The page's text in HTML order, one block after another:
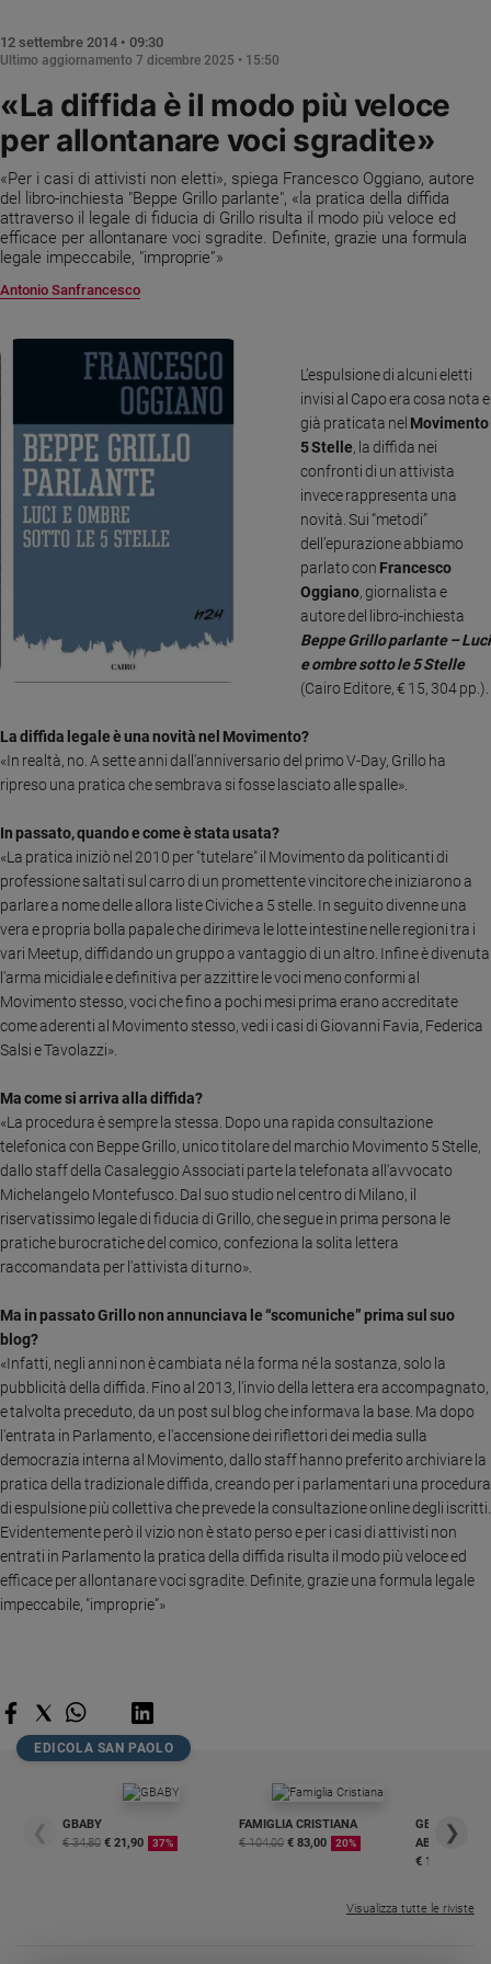
Chiesa
spiritualità
Devozione
fede
Parola
del
Santo
Società
e
valori
Ambiente
e
Creato
Aziende
valore
della
settimana
Migranti
e
inclusione
Costume
Cultura
e
spettacoli
Sanremo
2026
e
streaming
Musica
Arte
Famiglia
Genitori
e
figli
Nonni
Coppia
Scuola
e
giovani
Riflessioni
Video
«La diffida è il modo più veloce
per allontanare voci sgradite»
«Per i casi di attivisti non eletti», spiega Francesco Oggiano, autore
del libro-inchiesta "Beppe Grillo parlante", «la pratica della diffida
attraverso il legale di fiducia di Grillo risulta il modo più veloce ed
efficace per allontanare voci sgradite. Definite, grazie una formula
legale impeccabile, "improprie”»
Antonio Sanfrancesco
12 settembre 2014 • 09:30
Ultimo aggiornamento 7 dicembre 2025 • 15:50
L’espulsione di alcuni eletti
invisi al Capo era cosa nota e
già praticata nel Movimento
5 Stelle, la diffida nei
confronti di un attivista
invece rappresenta una
novità. Sui “metodi”
dell’epurazione abbiamo
parlato con Francesco
Oggiano, giornalista e
autore del libro-inchiesta
Beppe Grillo parlante – Luci
e ombre sotto le 5 Stelle
(Cairo Editore, € 15, 304 pp.).
La diffida legale è una novità nel Movimento?
«In realtà, no. A sette anni dall'anniversario del primo V-Day, Grillo ha
ripreso una pratica che sembrava si fosse lasciato alle spalle».
In passato, quando e come è stata usata?
«La pratica iniziò nel 2010 per "tutelare" il Movimento da politicanti di
professione saltati sul carro di un promettente vincitore che iniziarono a
parlare a nome delle allora liste Civiche a 5 stelle. In seguito divenne una
vera e propria bolla papale che dirimeva le lotte intestine nelle regioni tra i
vari Meetup, diffidando un gruppo a vantaggio di un altro. Infine è divenuta
l'arma micidiale e definitiva per azzittire le voci meno conformi al
Movimento stesso, voci che fino a pochi mesi prima erano accreditate
come aderenti al Movimento stesso, vedi i casi di Giovanni Favia, Federica
Salsi e Tavolazzi».
Ma come si arriva alla diffida?
«La procedura è sempre la stessa. Dopo una rapida consultazione
telefonica con Beppe Grillo, unico titolare del marchio Movimento 5 Stelle,
dallo staff della Casaleggio Associati parte la telefonata all'avvocato
Michelangelo Montefusco. Dal suo studio nel centro di Milano, il
riservatissimo legale di fiducia di Grillo, che segue in prima persona le
pratiche burocratiche del comico, confeziona la solita lettera
raccomandata per l'attivista di turno».
Ma in passato Grillo non annunciava le “scomuniche” prima sul suo
blog?
«Infatti, negli anni non è cambiata né la forma né la sostanza, solo la
pubblicità della diffida. Fino al 2013, l'invio della lettera era accompagnato,
e talvolta preceduto, da un post sul blog che informava la base. Ma dopo
l'entrata in Parlamento, e l'accensione dei riflettori dei media sulla
democrazia interna al Movimento, dallo staff hanno preferito archiviare la
pratica della tradizionale diffida, creando per i parlamentari una procedura
di espulsione più collettiva che prevede la consultazione online degli iscritti.
Evidentemente però il vizio non è stato perso e per i casi di attivisti non
entrati in Parlamento la pratica della diffida risulta il modo più veloce ed
efficace per allontanare voci sgradite. Definite, grazie una formula legale
impeccabile, "improprie”»
EDICOLA SAN PAOLO
❮
GBABY
€ 34,80 € 21,90 37%
FAMIGLIA CRISTIANA
€ 104,00 € 83,00 20%
GBABY
€ 16,99
❯
Visualizza tutte le riviste